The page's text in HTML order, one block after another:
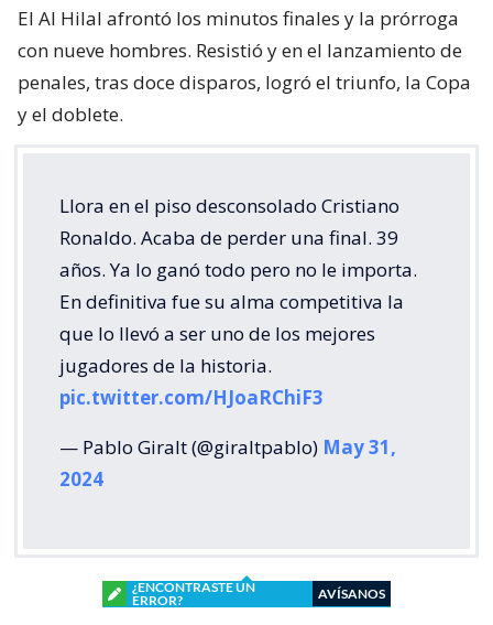
El Al Hilal afrontó los minutos finales y la prórroga
con nueve hombres. Resistió y en el lanzamiento de
penales, tras doce disparos, logró el triunfo, la Copa
y el doblete.
Llora en el piso desconsolado Cristiano
Ronaldo. Acaba de perder una final. 39
años. Ya lo ganó todo pero no le importa.
En definitiva fue su alma competitiva la
que lo llevó a ser uno de los mejores
jugadores de la historia.
pic.twitter.com/HJoaRChiF3
— Pablo Giralt (@giraltpablo) May 31,
2024
¿ENCONTRASTE UN
ERROR?
AVÍSANOS